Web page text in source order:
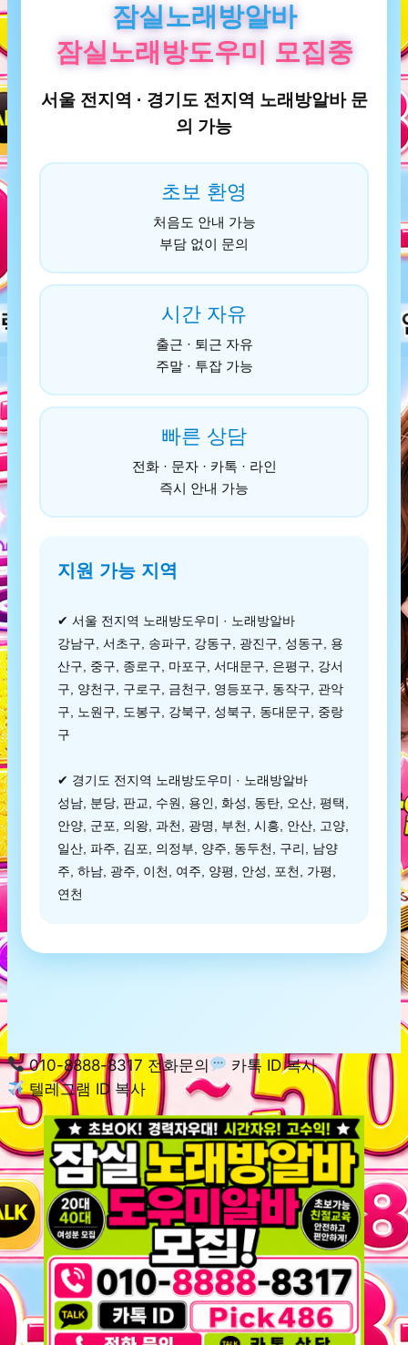
잠실노래방알바
잠실노래방도우미 모집중
서울 전지역 · 경기도 전지역 노래방알바 문
의 가능
초보 환영
처음도 안내 가능
부담 없이 문의
시간 자유
출근 · 퇴근 자유
주말 · 투잡 가능
빠른 상담
전화 · 문자 · 카톡 · 라인
즉시 안내 가능
지원 가능 지역
✔ 서울 전지역 노래방도우미 · 노래방알바
강남구, 서초구, 송파구, 강동구, 광진구, 성동구, 용
산구, 중구, 종로구, 마포구, 서대문구, 은평구, 강서
구, 양천구, 구로구, 금천구, 영등포구, 동작구, 관악
구, 노원구, 도봉구, 강북구, 성북구, 동대문구, 중랑
구
✔ 경기도 전지역 노래방도우미 · 노래방알바
성남, 분당, 판교, 수원, 용인, 화성, 동탄, 오산, 평택,
안양, 군포, 의왕, 과천, 광명, 부천, 시흥, 안산, 고양,
일산, 파주, 김포, 의정부, 양주, 동두천, 구리, 남양
주, 하남, 광주, 이천, 여주, 양평, 안성, 포천, 가평,
연천
010-8888-8317 전화문의
카톡 ID 복사
텔레그램 ID 복사